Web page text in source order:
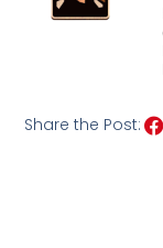
Share the Post: